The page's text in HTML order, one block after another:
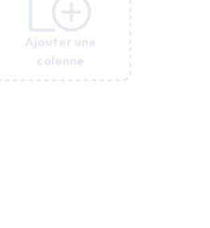
Ajouter une
colonne
Ajouter une
colonne
Ajouter une
colonne
Ajouter une
colonne
Ajouter une
colonne
Ajouter une
colonne